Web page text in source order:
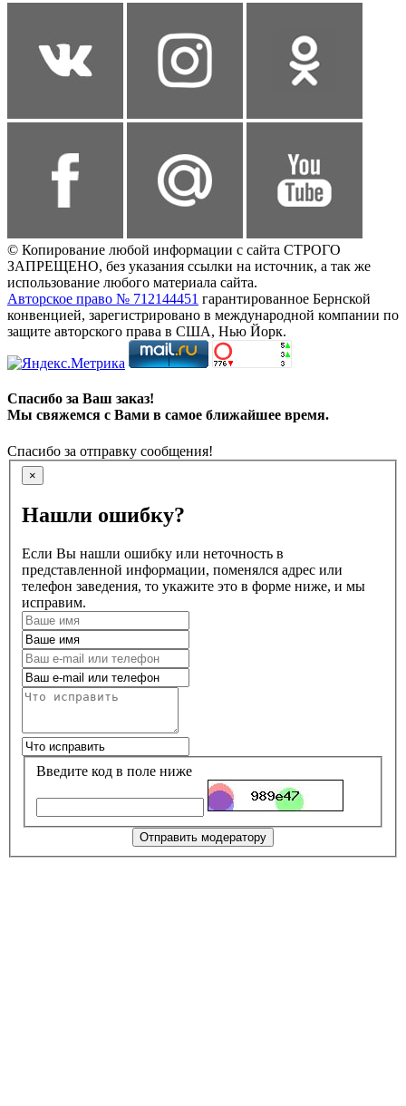
© Копирование любой информации с сайта СТРОГО
ЗАПРЕЩЕНО, без указания ссылки на источник, а так же
использование любого материала сайта.
Авторское право № 712144451 гарантированное Бернской
конвенцией, зарегистрировано в международной компании по
защите авторского права в США, Нью Йорк.
Спасибо за Ваш заказ!
Мы свяжемся с Вами в самое ближайшее время.
Спасибо за отправку сообщения!
×
Нашли ошибку?
Если Вы нашли ошибку или неточность в
представленной информации, поменялся адрес или
телефон заведения, то укажите это в форме ниже, и мы
исправим.
Введите код в поле ниже
Отправить модератору